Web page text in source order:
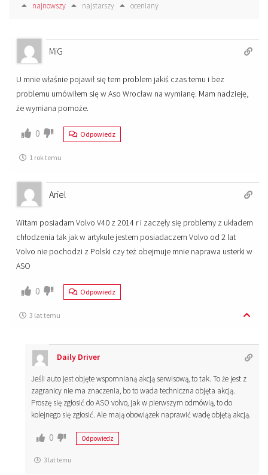
najnowszy najstarszy oceniany
MiG
U mnie właśnie pojawił się tem problem jakiś czas temu i bez
problemu umówiłem się w Aso Wrocław na wymianę. Mam nadzieję,
że wymiana pomoże.
0 Odpowiedz
1 rok temu
Ariel
Witam posiadam Volvo V40 z 2014 r i zaczęły się problemy z układem
chłodzenia tak jak w artykule jestem posiadaczem Volvo od 2 lat
Volvo nie pochodzi z Polski czy też obejmuje mnie naprawa usterki w
ASO
0 Odpowiedz
3 lat temu
Daily Driver
Jeśli auto jest objęte wspomnianą akcją serwisową, to tak. To że jest z
zagranicy nie ma znaczenia, bo to wada techniczna objęta akcją.
Proszę się zgłosić do ASO volvo, jak w pierwszym odmówią, to do
kolejnego się zgłosić. Ale mają obowiązek naprawić wadę objętą akcją.
0 Odpowiedz
3 lat temu